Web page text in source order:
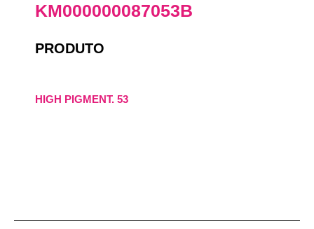
KM000000087053B
PRODUTO
HIGH PIGMENT. 53